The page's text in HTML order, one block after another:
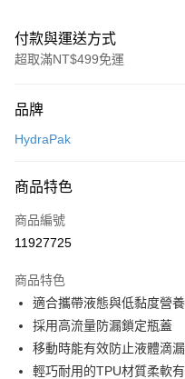
付款與運送方式
超取滿NT$499免運
信用卡一次付款
LINE Pay
Apple Pay
悠遊付
Google Pay
全盈+PAY
品牌
HydraPak
商品特色
商品編號
11927725
商品特色
適合攜帶液態與低黏度營
採用高流量防漏鎖定瓶蓋
移動時能有效防止液體滴漏
輕巧耐用的TPU材質柔軟